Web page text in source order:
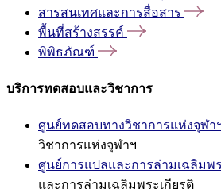
สารสนเทศและการสื่อสาร
พื้นที่สร้างสรรค์
พิพิธภัณฑ์
บริการทดสอบและวิชาการ
ศูนย์ทดสอบทางวิชาการแห่งจุฬา
วิชาการแห่งจุฬาฯ
ศูนย์การแปลและการล่ามเฉลิมพ
และการล่ามเฉลิมพระเกียรติ